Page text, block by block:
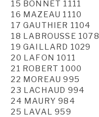
15 BONNET 1111
16 MAZEAU 1110
17 GAUTHIER 1104
18 LABROUSSE 1078
19 GAILLARD 1029
20 LAFON 1011
21 ROBERT 1000
22 MOREAU 995
23 LACHAUD 994
24 MAURY 984
25 LAVAL 959